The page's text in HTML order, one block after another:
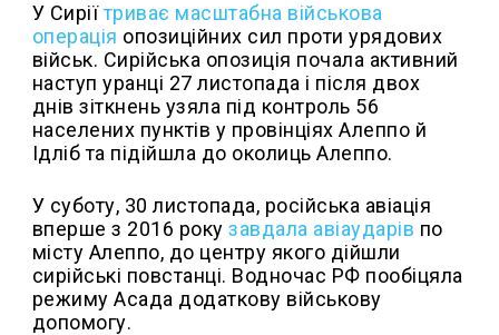
У Сиріїтриває масштабна військова
операція опозиційних сил проти урядових
військ. Сирійська опозиція почала активний
наступ уранці 27 листопада і після двох
днів зіткнень узяла під контроль 56
населених пунктів у провінціях Алеппо й
Ідліб та підійшла до околиць Алеппо.
У суботу, 30 листопада, російська авіація
вперше з 2016 рокузавдала авіаударів по
місту Алеппо, до центру якого дійшли
сирійські повстанці. Водночас РФ пообіцяла
режиму Асада додаткову військову
допомогу.